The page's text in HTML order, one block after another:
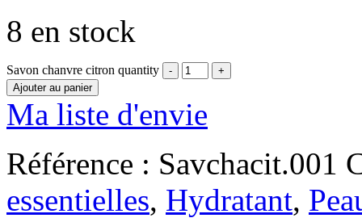
8 en stock
Savon chanvre citron quantity
Ajouter au panier
Ma liste d'envie
Référence : Savchacit.001
essentielles, Hydratant,